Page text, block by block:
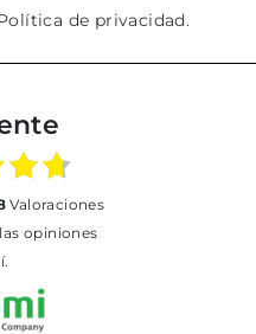
de privacidad.
Valoraciones